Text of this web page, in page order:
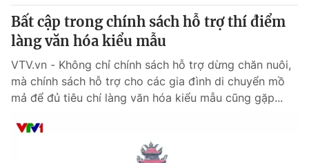
® Cấm sao chép dưới mọi hình thức nếu không có sự chấp
thuận bằng văn bản. Ghi rõ nguồn VTV.vn khi phát hành lại
thông tin từ website này.
Bất cập trong chính sách hỗ trợ thí điểm
làng văn hóa kiểu mẫu
VTV.vn - Không chỉ chính sách hỗ trợ dừng chăn nuôi,
mà chính sách hỗ trợ cho các gia đình di chuyển mồ
mả để đủ tiêu chí làng văn hóa kiểu mẫu cũng gặp...